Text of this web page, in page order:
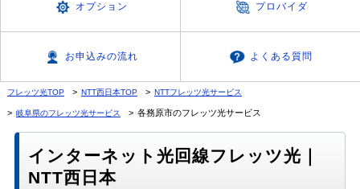
オプション プロバイダ
お申込みの流れ よくある質問
フレッツ光TOP NTT西日本TOP NTTフレッツ光サービス
岐阜県のフレッツ光サービス 各務原市のフレッツ光サービス
インターネット光回線フレッツ光｜
NTT西日本